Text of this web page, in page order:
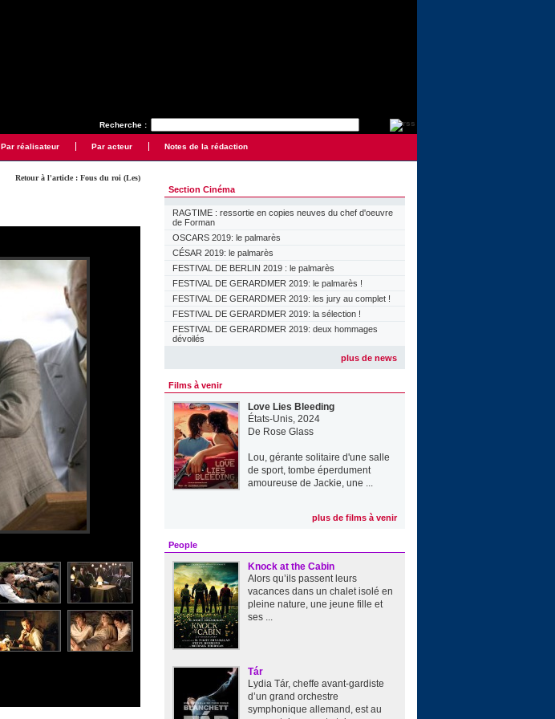
Recherche :
Par réalisateur Par acteur Notes de la rédaction
Retour à l'article : Fous du roi (Les)
Section Cinéma
RAGTIME : ressortie en copies neuves du chef d'oeuvre
de Forman
OSCARS 2019: le palmarès
CÉSAR 2019: le palmarès
FESTIVAL DE BERLIN 2019 : le palmarès
FESTIVAL DE GERARDMER 2019: le palmarès !
FESTIVAL DE GERARDMER 2019: les jury au complet !
FESTIVAL DE GERARDMER 2019: la sélection !
FESTIVAL DE GERARDMER 2019: deux hommages
dévoilés
plus de news
Films à venir
Love Lies Bleeding
États-Unis, 2024
De Rose Glass
Lou, gérante solitaire d'une salle
de sport, tombe éperdument
amoureuse de Jackie, une ...
plus de films à venir
People
Knock at the Cabin
Alors qu’ils passent leurs
vacances dans un chalet isolé en
pleine nature, une jeune fille et
ses ...
Tár
Lydia Tár, cheffe avant-gardiste
d’un grand orchestre
symphonique allemand, est au